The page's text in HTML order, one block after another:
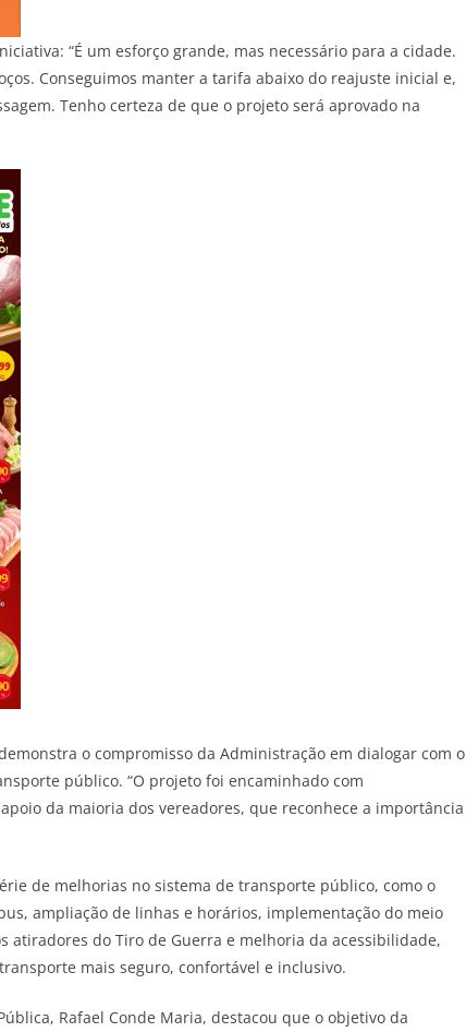
“É um esforço grande, mas necessário para a cidade.
Conseguimos manter a tarifa abaixo do reajuste inicial e,
Tenho certeza de que o projeto será aprovado na
o compromisso da Administração em dialogar com o
público. “O projeto foi encaminhado com
da maioria dos vereadores, que reconhece a importância
de melhorias no sistema de transporte público, como o
ampliação de linhas e horários, implementação do meio
do Tiro de Guerra e melhoria da acessibilidade,
mais seguro, confortável e inclusivo.
Rafael Conde Maria, destacou que o objetivo da